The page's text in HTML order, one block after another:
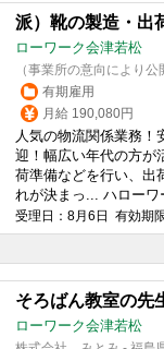
派）靴の製造・出
ローワーク会津若松
（事業所の意向により
有期雇用
月給 190,080円
人気の物流関係業務！
迎！幅広い年代の方が
荷準備などを行い、出
れが決まっ... ハローワ
受理日：8月6日 有効期
そろばん教室の先
ローワーク会津若松